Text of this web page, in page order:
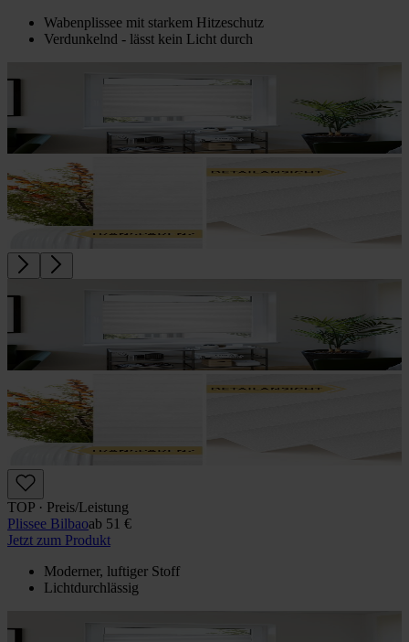
Wabenplissee mit starkem Hitzeschutz
Verdunkelnd - lässt kein Licht durch
TOP · Preis/Leistung
Plissee Bilbaoab 51 €
Jetzt zum Produkt
Moderner, luftiger Stoff
Lichtdurchlässig